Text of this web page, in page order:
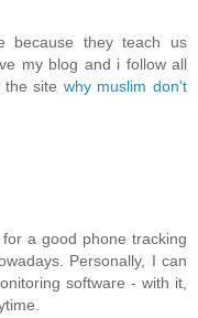
because they teach us
my blog and i follow all
site why muslim don't
a good phone tracking
Personally, I can
software - with it,